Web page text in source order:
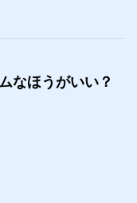
なほうがいい？